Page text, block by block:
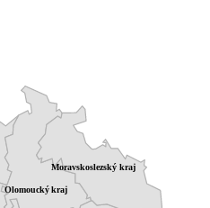
Olomoucký kraj
Moravskoslezský kraj